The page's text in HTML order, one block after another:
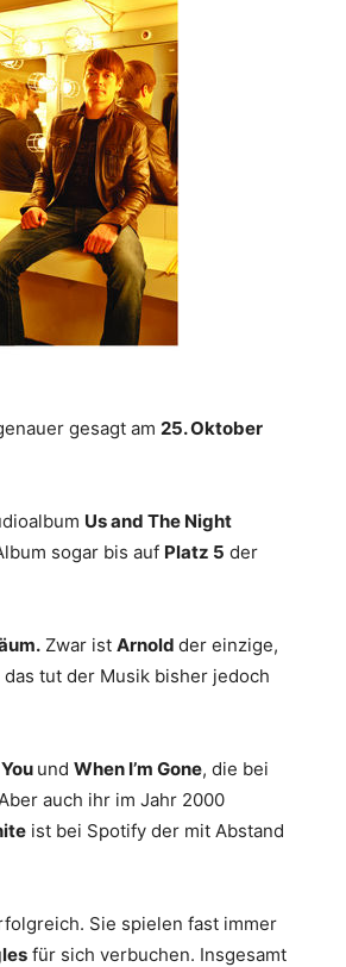
gesagt am 25. Oktober
Us and The Night
sogar bis auf Platz 5 der
Zwar ist Arnold der einzige,
tut der Musik bisher jedoch
und When I’m Gone, die bei
auch ihr im Jahr 2000
ist bei Spotify der mit Abstand
Sie spielen fast immer
für sich verbuchen. Insgesamt